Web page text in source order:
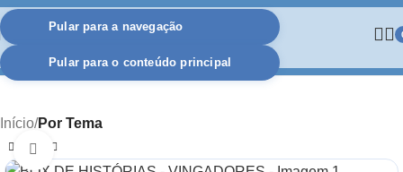
Pular para a navegação
Pular para o conteúdo principal
Início Por Tema
Clique para ampliar